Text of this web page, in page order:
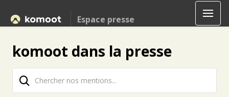
Espace presse
komoot dans la presse